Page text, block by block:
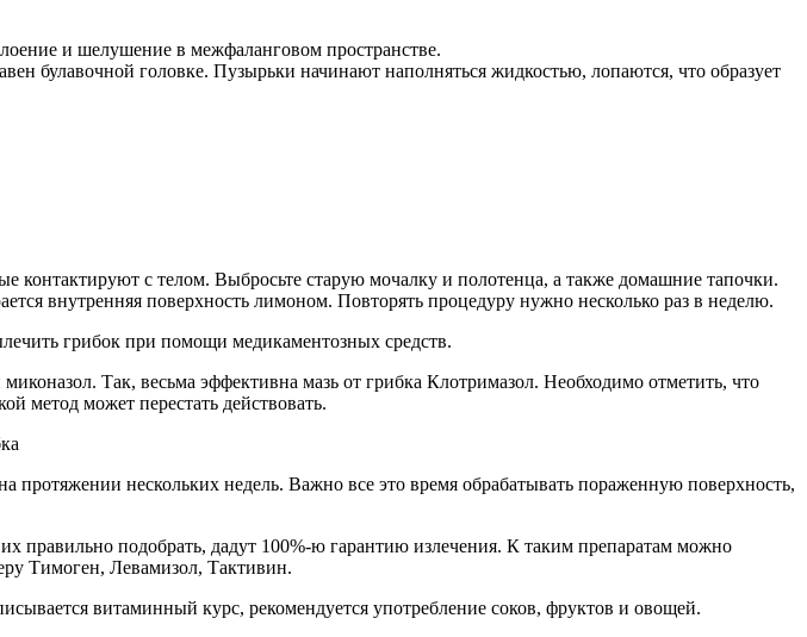
и шелушение в межфаланговом пространстве.
булавочной головке. Пузырьки начинают наполняться жидкостью, лопаются, что образует
контактируют с телом. Выбросьте старую мочалку и полотенца, а также домашние тапочки.
внутренняя поверхность лимоном. Повторять процедуру нужно несколько раз в неделю.
грибок при помощи медикаментозных средств.
Так, весьма эффективна мазь от грибка Клотримазол. Необходимо отметить, что
метод может перестать действовать.
нескольких недель. Важно все это время обрабатывать пораженную поверхность,
правильно подобрать, дадут 100%-ю гарантию излечения. К таким препаратам можно
Тимоген, Левамизол, Тактивин.
витаминный курс, рекомендуется употребление соков, фруктов и овощей.